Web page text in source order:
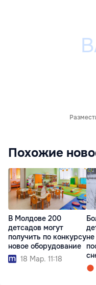
Похожие
В Молдове 200
детсадов могут
получить по конкурсу
новое оборудование
18 Мар. 11:18